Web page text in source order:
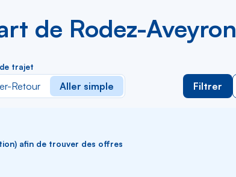
de Rodez-Aveyron
trajet
Retour Aller simple Filtrer
afin de trouver des offres